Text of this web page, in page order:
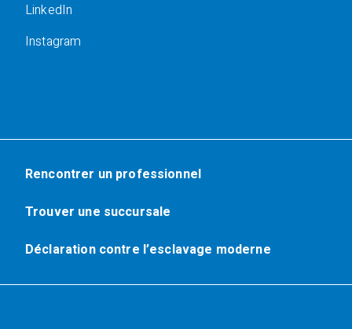
LinkedIn
Instagram
Rencontrer un professionnel
Trouver une succursale
Déclaration contre l’esclavage moderne